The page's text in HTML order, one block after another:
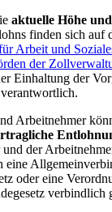
aktuelle Höhe
finden sich auf
Arbeit und
der
Einhaltung der
Arbeitnehmer
der
eine
oder eine
verbindlich